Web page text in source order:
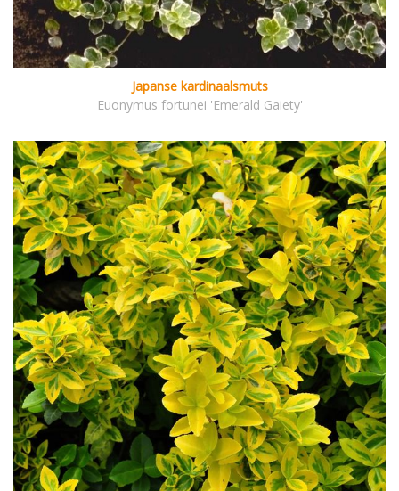
Japanse kardinaalsmuts
Euonymus fortunei 'Emerald Gaiety'